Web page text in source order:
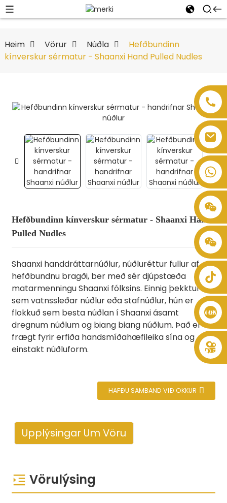
Heim Vörur Núðla
Hefðbundinn
kínverskur sérmatur - Shaanxi Hand Pulled Nudles
Hefðbundinn kínverskur sérmatur - Shaanxi Hand
Pulled Nudles
Shaanxi handdráttarnúðlur, núðluréttur fullur af
hefðbundnu bragði, ber með sér djúpstæða
matarmenningu Shaanxi fólksins. Einnig þekktur
sem vatnssleðar núðlur eða stafnúðlur, hún er
flokkuð sem besta núðlan í Shaanxi ásamt
dregnum núðlum og biang biang núðlum. Það er
frægt fyrir erfiða handsmíðahæfileika sína og
einstakt núðluform.
HAFÐU SAMBAND VIÐ OKKUR
Upplýsingar Um Vöru
Vörulýsing